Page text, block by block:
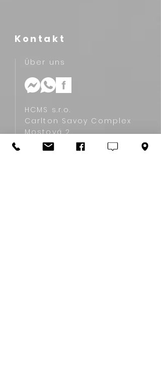
Kontakt
Über uns
HCMS s.r.o.
Carlton Savoy Complex
Mostová 2
811 02 Bratislava, Slovakia